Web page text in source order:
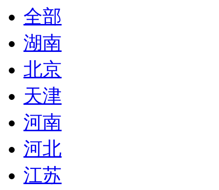
全部
湖南
北京
天津
河南
河北
江苏